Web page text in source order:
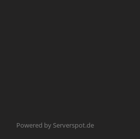
Powered by Serverspot.de